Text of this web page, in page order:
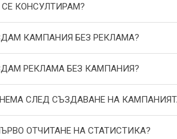
КОНСУЛТИРАМ?
КАМПАНИЯ БЕЗ РЕКЛАМА?
РЕКЛАМА БЕЗ КАМПАНИЯ?
СЛЕД СЪЗДАВАНЕ НА
ОТЧИТАНЕ НА СТАТИСТИКА?